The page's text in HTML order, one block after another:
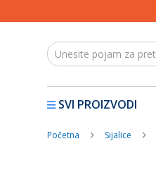
SVI PROIZVODI
Početna Sijalice